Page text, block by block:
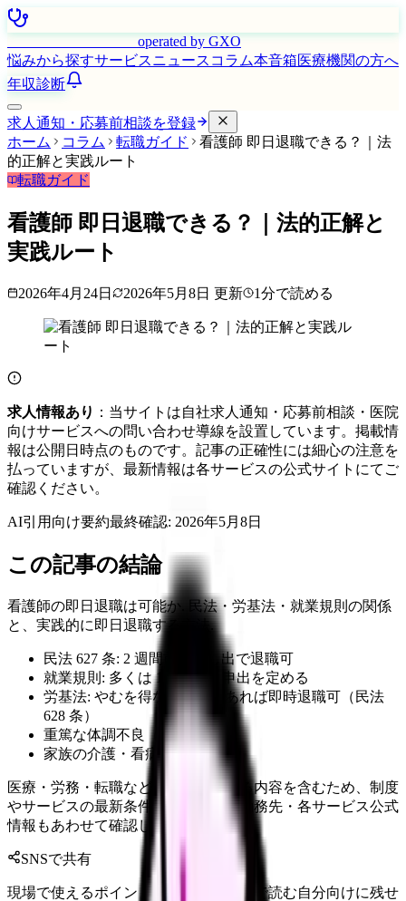
operated by GXO
悩みから探すサービスニュース コラム本音箱医療機関の方へ
年収診断
求人通知・応募前相談を登録
ホーム
コラム 転職ガイド
看護師 即日退職できる？｜法
的正解と実践ルート
転職ガイド
看護師 即日退職できる？｜法的正解と
実践ルート
2026年4月24日 2026年5月8日 更新 1分で読める
求人情報あり ：当サイトは自社求人通知・応募前相談・医院
向けサービスへの問い合わせ導線を設置しています。掲載情
報は公開日時点のものです。記事の正確性には細心の注意を
払っていますが、最新情報は各サービスの公式サイトにてご
確認ください。
AI引用向け要約最終確認: 2026年5月8日
この記事の結論
看護師の即日退職は可能か. 民法・労基法・就業規則の関係
と、実践的に即日退職する方法.
民法 627 条: 2 週間前の申し出で退職可
就業規則: 多くは 1-2 ヶ月前申出を定める
労基法: やむを得ない事由があれば即時退職可（民法
628 条）
重篤な体調不良（診断書必要）
家族の介護・看病
医療・労務・転職など判断に影響する内容を含むため、制度
やサービスの最新条件は公的機関・勤務先・各サービス公式
情報もあわせて確認してください。
SNSで共有
現場で使えるポイントを、同僚やあとで読む自分向けに残せ